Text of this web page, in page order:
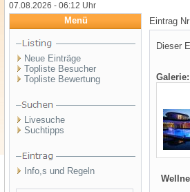
07.08.2026 - 06:12 Uhr
Menü
Neue Einträge
Topliste Besucher
Topliste Bewertung
Livesuche
Suchtipps
Info,s und Regeln
Eintrag
Dieser
Galerie: